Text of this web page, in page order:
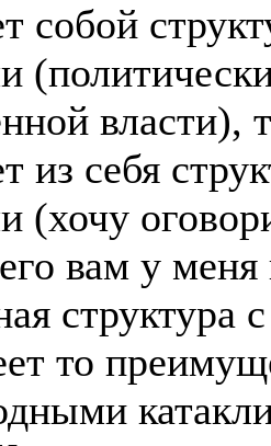
собой
власти),
из себя
(хочу
вам у
структура
то